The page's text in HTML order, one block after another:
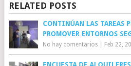
RELATED POSTS
CONTINÚAN LAS TAREAS
PROMOVER ENTORNOS
No hay comentarios| Feb 22,